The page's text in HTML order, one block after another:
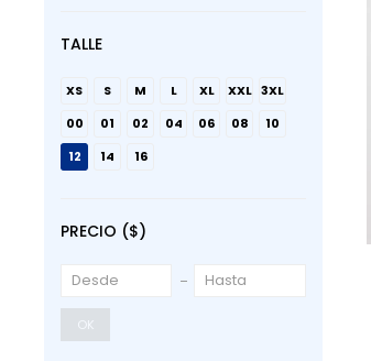
TALLE
XS S M L XL XXL 3XL
00
01 02 04 06 08
10
12
14 16
PRECIO ($)
OK